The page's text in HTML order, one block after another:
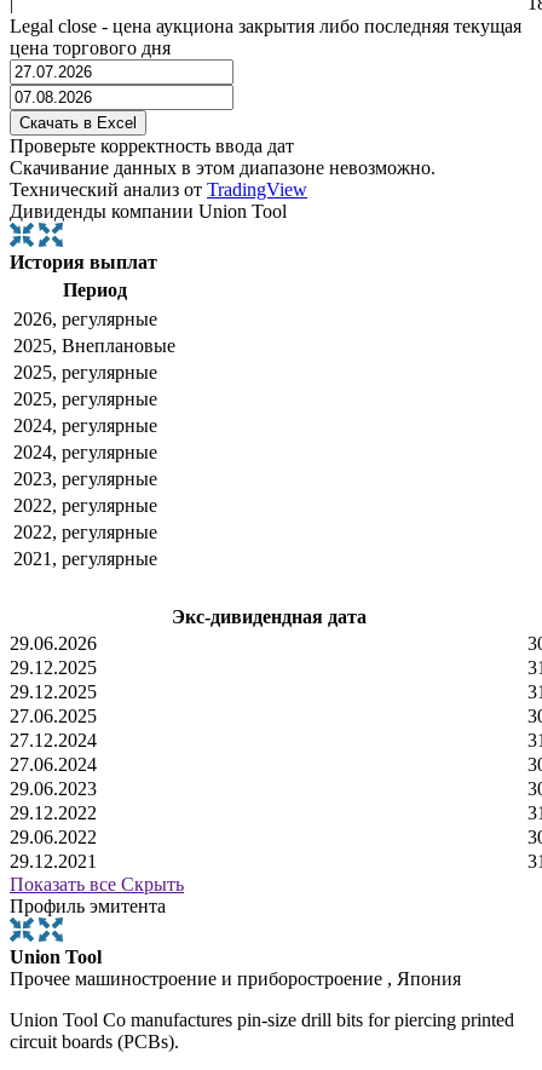
Legal close - цена аукциона закрытия либо последняя текущая
цена торгового дня
Проверьте корректность ввода дат
Скачивание данных в этом диапазоне невозможно.
Технический анализ от TradingView
Дивиденды компании Union Tool
История выплат
Период
2026, регулярные
2025, Внеплановые
2025, регулярные
2025, регулярные
2024, регулярные
2024, регулярные
2023, регулярные
2022, регулярные
2022, регулярные
2021, регулярные
Экс-дивидендная дата
29.06.2026
29.12.2025
29.12.2025
27.06.2025
27.12.2024
27.06.2024
29.06.2023
29.12.2022
29.06.2022
29.12.2021
Показать все Скрыть
Профиль эмитента
Union Tool
Прочее машиностроение и приборостроение , Япония
Union Tool Co manufactures pin-size drill bits for piercing printed
circuit boards (PCBs).